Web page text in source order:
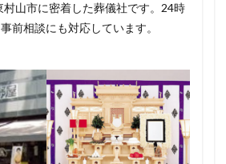
山市に密着した葬儀社です。24時
前相談にも対応しています。